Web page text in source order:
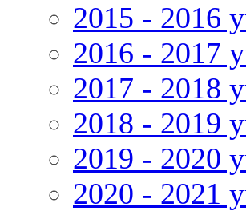
2015 - 2016
2016 - 2017
2017 - 2018
2018 - 2019
2019 - 2020
2020 - 2021